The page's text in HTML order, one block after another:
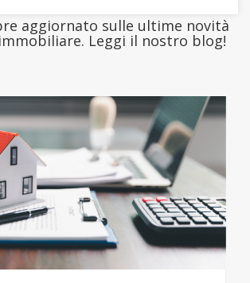
aggiornato sulle ultime novità
Leggi il nostro blog!